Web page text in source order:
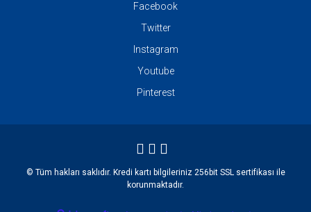
Facebook
Twitter
Instagram
Youtube
Pinterest
© Tüm hakları saklıdır. Kredi kartı bilgileriniz 256bit SSL sertifikası ile
korunmaktadır.